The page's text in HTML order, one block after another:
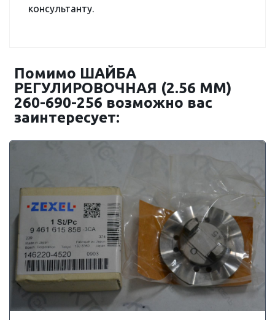
консультанту.
Помимо ШАЙБА
РЕГУЛИРОВОЧНАЯ (2.56 MM)
260-690-256 возможно вас
заинтересует: